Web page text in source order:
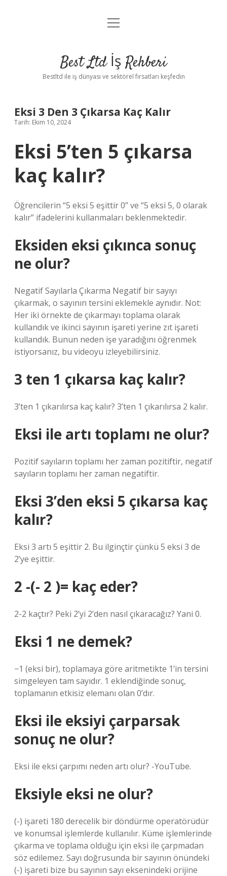
Anasayfa
Yasal Uyarı
menüyü
Best Ltd İş Rehberi
Bestltd ile iş dünyası ve sektörel fırsatları keşfedin
Eksi 3 Den 3 Çıkarsa Kaç Kalır
Tarih: Ekim 10, 2024
Eksi 5’ten 5 çıkarsa
kaç kalır?
Öğrencilerin “5 eksi 5 eşittir 0” ve “5 eksi 5, 0 olarak
kalır” ifadelerini kullanmaları beklenmektedir.
Eksiden eksi çıkınca sonuç
ne olur?
Negatif Sayılarla Çıkarma Negatif bir sayıyı
çıkarmak, o sayının tersini eklemekle aynıdır. Not:
Her iki örnekte de çıkarmayı toplama olarak
kullandık ve ikinci sayının işareti yerine zıt işareti
kullandık. Bunun neden işe yaradığını öğrenmek
istiyorsanız, bu videoyu izleyebilirsiniz.
3 ten 1 çıkarsa kaç kalır?
3’ten 1 çıkarılırsa kaç kalır? 3’ten 1 çıkarılırsa 2 kalır.
Eksi ile artı toplamı ne olur?
Pozitif sayıların toplamı her zaman pozitiftir, negatif
sayıların toplamı her zaman negatiftir.
Eksi 3’den eksi 5 çıkarsa kaç
kalır?
Eksi 3 artı 5 eşittir 2. Bu ilginçtir çünkü 5 eksi 3 de
2’ye eşittir.
2 -(- 2 )= kaç eder?
2-2 kaçtır? Peki 2’yi 2’den nasıl çıkaracağız? Yani 0.
Eksi 1 ne demek?
−1 (eksi bir), toplamaya göre aritmetikte 1’in tersini
simgeleyen tam sayıdır. 1 eklendiğinde sonuç,
toplamanın etkisiz elemanı olan 0’dır.
Eksi ile eksiyi çarparsak
sonuç ne olur?
Eksi ile eksi çarpımı neden artı olur? -YouTube.
Eksiyle eksi ne olur?
(-) işareti 180 derecelik bir döndürme operatörüdür
ve konumsal işlemlerde kullanılır. Küme işlemlerinde
çıkarma ve toplama olduğu için eksi ile çarpmadan
söz edilemez. Sayı doğrusunda bir sayının önündeki
(-) işareti bize bu sayının sayı eksenindeki orijine